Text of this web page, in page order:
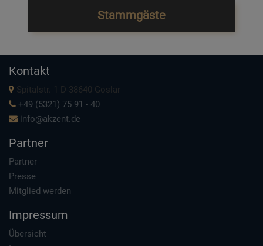
Stammgäste
Kontakt
Spitalstr. 1 D-38640 Goslar
+49 (5321) 75 91 - 40
info@akzent.de
Partner
Partner
Presse
Mitglied werden
Impressum
Übersicht